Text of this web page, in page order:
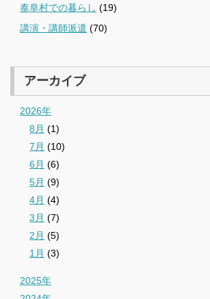
泰阜村での暮らし (19)
講演・講師派遣 (70)
アーカイブ
2026年
8月 (1)
7月 (10)
6月 (6)
5月 (9)
4月 (4)
3月 (7)
2月 (5)
1月 (3)
2025年